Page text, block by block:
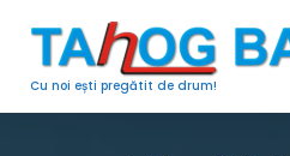
conținut
Cu noi ești pregătit de drum!